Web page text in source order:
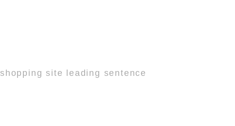
shopping site leading sentence